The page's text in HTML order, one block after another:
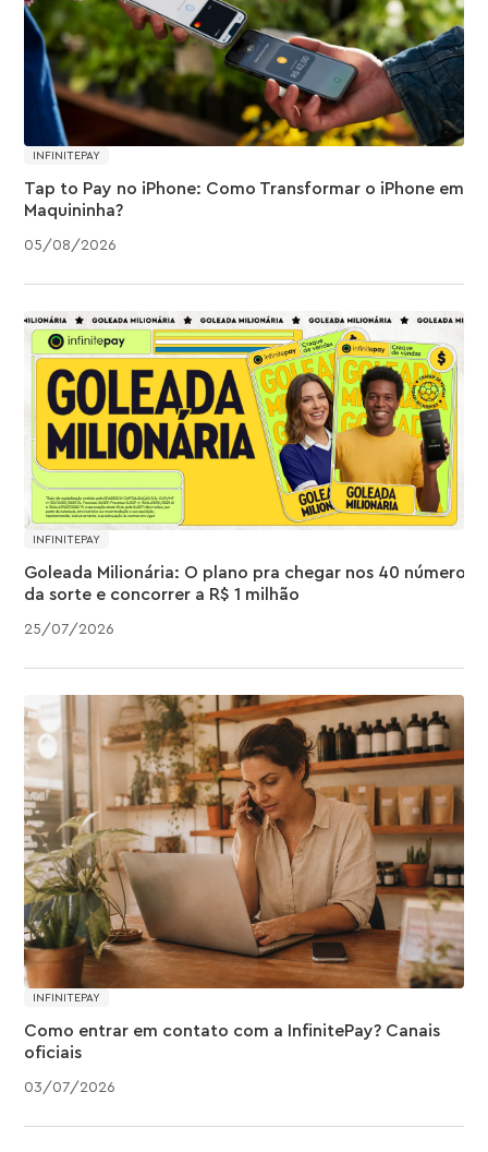
INFINITEPAY
05 /08 /2026
Tap to Pay no iPhone: Como Transformar o iPhone em
Maquininha?
INFINITEPAY
25/07/2026
Goleada Milionária: O plano pra chegar nos 40 números
da sorte e concorrer a R$ 1 milhão
INFINITEPAY
03/07/2026
Como entrar em contato com a InfinitePay? Canais
oficiais